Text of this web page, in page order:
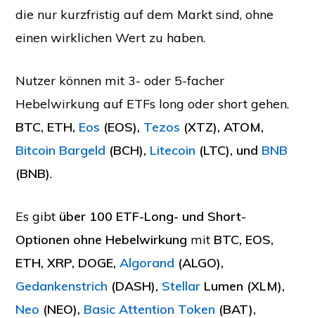
die nur kurzfristig auf dem Markt sind, ohne
einen wirklichen Wert zu haben.
Nutzer können mit 3- oder 5-facher
Hebelwirkung auf ETFs long oder short gehen.
BTC, ETH, Eos (EOS), Tezos (XTZ), ATOM,
Bitcoin Bargeld (BCH), Litecoin (LTC), und BNB
(BNB).
Es gibt über 100 ETF-Long- und Short-
Optionen ohne Hebelwirkung mit BTC, EOS,
ETH, XRP, DOGE,Algorand (ALGO),
Gedankenstrich (DASH), Stellar Lumen (XLM),
Neo (NEO), Basic Attention Token (BAT),